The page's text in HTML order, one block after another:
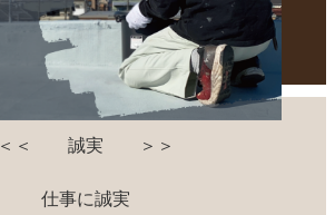
CONCEPT
＜＜　　誠実　　＞＞
仕事に誠実